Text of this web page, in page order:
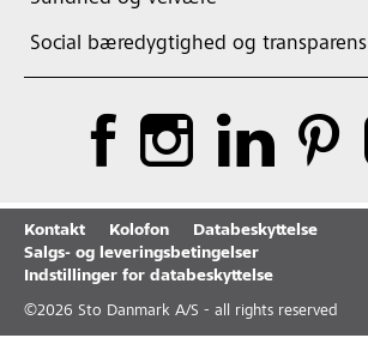
Social bæredygtighed og transparens
Kontakt Kolofon
Databeskyttelse
Salgs- og leveringsbetingelser
Indstillinger for databeskyttelse
©2026 Sto Danmark A/S - all rights reserved